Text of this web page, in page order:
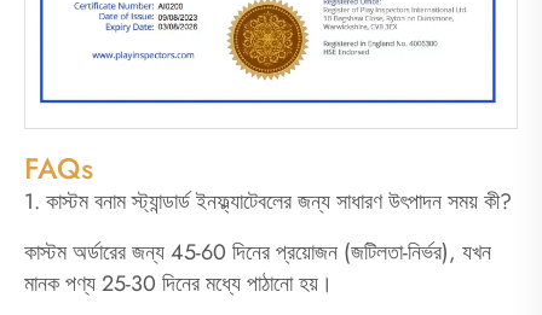
FAQs
1. কাস্টম বনাম স্ট্যান্ডার্ড ইনফ্ল্যাটেবলের জন্য সাধারণ উৎপাদন সময় কী?
কাস্টম অর্ডারের জন্য 45-60 দিনের প্রয়োজন (জটিলতা-নির্ভর), যখন
মানক পণ্য 25-30 দিনের মধ্যে পাঠানো হয়।